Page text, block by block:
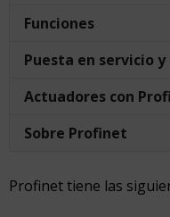
Funciones
Puesta en servicio
Actuadores con
Sobre Profinet
Profinet tiene las